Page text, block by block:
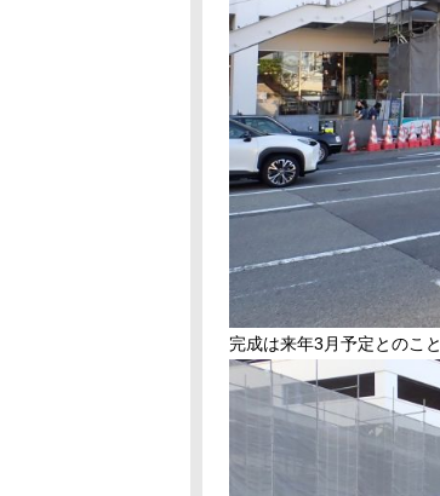
完成は来年3月予定とのこと